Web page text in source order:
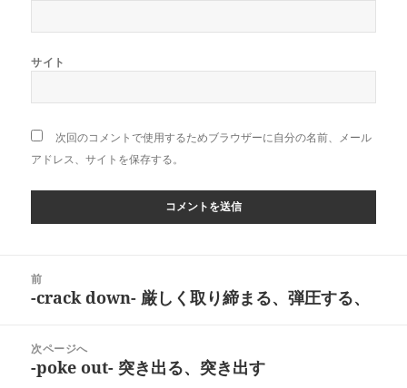
サイト
次回のコメントで使用するためブラウザーに自分の名前、メール
アドレス、サイトを保存する。
前
前
投
稿:
-crack down- 厳しく取り締まる、弾圧する、
次ページへ
次
-poke out- 突き出る、突き出す